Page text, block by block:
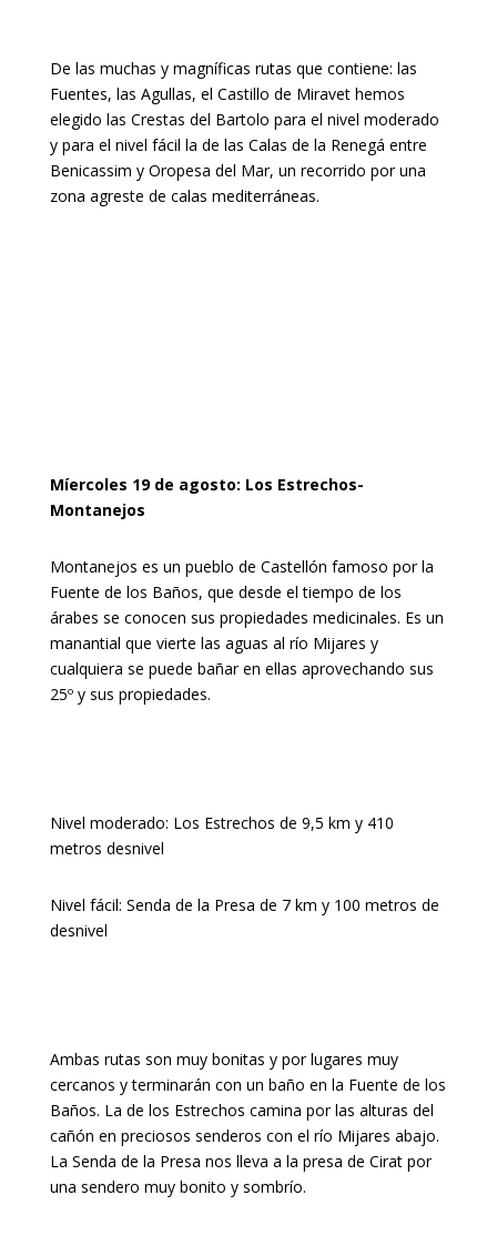
De las muchas y magníficas rutas que contiene: las
Fuentes, las Agullas, el Castillo de Miravet hemos
elegido las Crestas del Bartolo para el nivel moderado
y para el nivel fácil la de las Calas de la Renegá entre
Benicassim y Oropesa del Mar, un recorrido por una
zona agreste de calas mediterráneas.
Míercoles 19 de agosto: Los Estrechos-
Montanejos
Montanejos es un pueblo de Castellón famoso por la
Fuente de los Baños, que desde el tiempo de los
árabes se conocen sus propiedades medicinales. Es un
manantial que vierte las aguas al río Mijares y
cualquiera se puede bañar en ellas aprovechando sus
25º y sus propiedades.
Nivel moderado: Los Estrechos de 9,5 km y 410
metros desnivel
Nivel fácil: Senda de la Presa de 7 km y 100 metros de
desnivel
Ambas rutas son muy bonitas y por lugares muy
cercanos y terminarán con un baño en la Fuente de los
Baños. La de los Estrechos camina por las alturas del
cañón en preciosos senderos con el río Mijares abajo.
La Senda de la Presa nos lleva a la presa de Cirat por
una sendero muy bonito y sombrío.